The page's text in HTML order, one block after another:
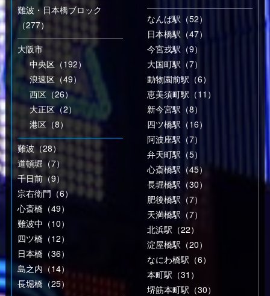
難波・日本橋ブロック
（277）
大阪市
中央区（192）
浪速区（49）
西区（26）
大正区（2）
港区（8）
難波（28）
道頓堀（7）
千日前（9）
宗右衛門（6）
心斎橋（49）
難波中（10）
四ツ橋（12）
日本橋（36）
島之内（14）
長堀橋（25）
なんば駅（52）
日本橋駅（47）
今宮戎駅（9）
大国町駅（7）
動物園前駅（6）
恵美須町駅（11）
新今宮駅（8）
四ツ橋駅（16）
阿波座駅（7）
弁天町駅（5）
心斎橋駅（45）
長堀橋駅（30）
肥後橋駅（7）
天満橋駅（7）
北浜駅（22）
淀屋橋駅（20）
なにわ橋駅（6）
本町駅（31）
堺筋本町駅（30）